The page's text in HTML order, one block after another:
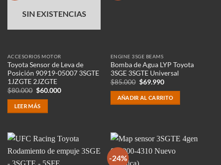
SIN EXISTENCIAS
ACCESORIOS MOTOR
Toyota Sensor de Leva de
Posición 90919-05007 3SGTE
1JZGTE 2JZGTE
$80.000 El
original
era:
$80.000.
$60.000El
LEER MÁS
ENGINE 3SGE BEAMS
Bomba de Agua LYP Toyota
3SGE 3SGTE Universal
$85.000 El
original
era:
$85.000.
$69.990El
actual
es:
$69.990.
AÑADIR AL CARRITO
-24%